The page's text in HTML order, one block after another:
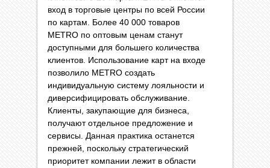
вход в торговые центры по всей России
по картам. Более 40 000 товаров
METRO по оптовым ценам станут
доступными для большего количества
клиентов. Использование карт на входе
позволило METRO создать
индивидуальную систему лояльности и
диверсифицировать обслуживание.
Клиенты, закупающие для бизнеса,
получают отдельное предложение и
сервисы. Данная практика останется
прежней, поскольку стратегический
приоритет компании лежит в области